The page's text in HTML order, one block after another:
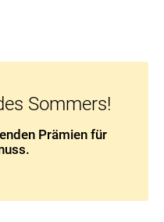
Sommers!
Prämien für